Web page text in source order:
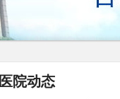
医院动态